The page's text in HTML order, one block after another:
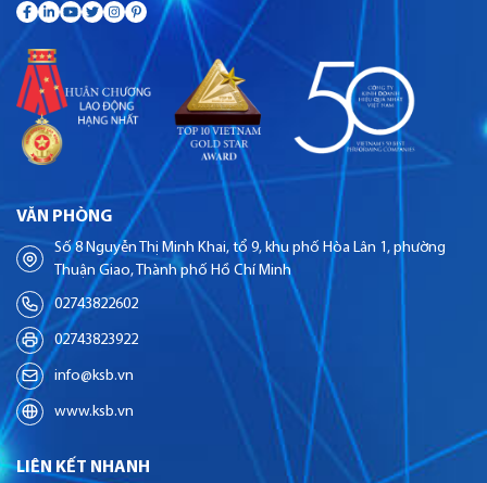
VĂN PHÒNG
Số 8 Nguyễn Thị Minh Khai, tổ 9, khu phố Hòa Lân 1, phường
Thuận Giao, Thành phố Hồ Chí Minh
02743822602
02743823922
info@ksb.vn
www.ksb.vn
LIÊN KẾT NHANH